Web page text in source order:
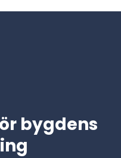
bygdens